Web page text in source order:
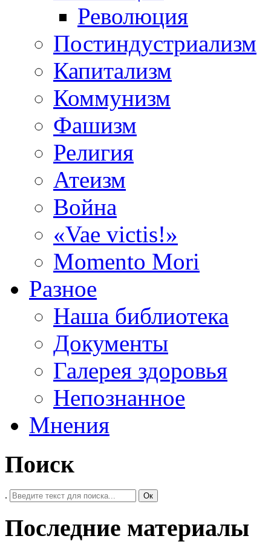
Революция
Постиндустриализм
Капитализм
Коммунизм
Фашизм
Религия
Атеизм
Война
«Vae victis!»
Momento Mori
Разное
Наша библиотека
Документы
Галерея здоровья
Непознанное
Мнения
Поиск
. Ок
Последние материалы